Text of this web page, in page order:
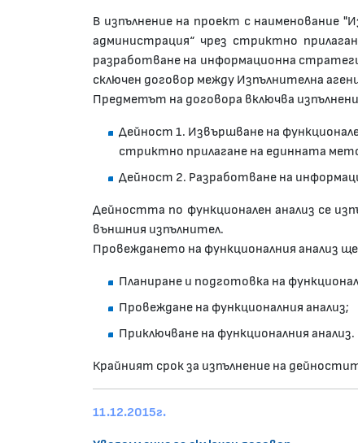
В изпълнение на проект с наименование
администрация“ чрез стриктно
разработване на информационна
сключен договор между Изпълнителна
Предметът на договора включва
Дейност 1. Извършване на
стриктно прилагане на единната
Дейност 2. Разработване на
Дейността по функционален анализ се
външния изпълнител.
Провеждането на функционалния анализ
Планиране и подготовка на
Провеждане на функционалния анализ;
Приключване на функционалния анализ.
Крайният срок за изпълнение на
11.12.2015г.